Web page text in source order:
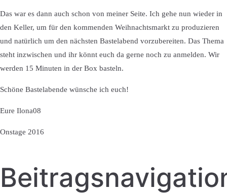
Das war es dann auch schon von meiner Seite. Ich gehe nun wieder in
den Keller, um für den kommenden Weihnachtsmarkt zu produzieren
und natürlich um den nächsten Bastelabend vorzubereiten. Das Thema
steht inzwischen und ihr könnt euch da gerne noch zu anmelden. Wir
werden 15 Minuten in der Box basteln.
Schöne Bastelabende wünsche ich euch!
Eure Ilona08
Onstage 2016